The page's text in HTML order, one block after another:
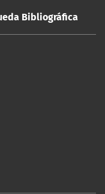
Bibliográfica